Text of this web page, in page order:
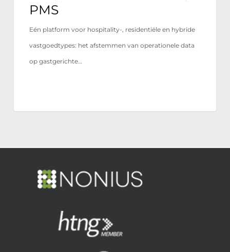
PMS
Eén platform voor hospitality-, residentiële en hybride
vastgoedtypes: het afstemmen van operationele data
op gastgerichte…